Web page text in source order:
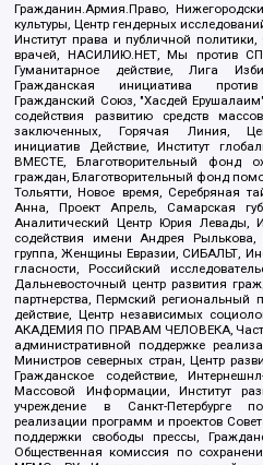
Гражданин.Армия.Право,
культуры, Центр гендерных
Институт права и публичной
врачей, НАСИЛИЮ.НЕТ, Мы против
Гуманитарное действие, Лига
Гражданская инициатива против
Гражданский Союз, "Хасдей
содействия развитию средств
заключенных, Горячая Линия,
инициатив Действие, Институт
ВМЕСТЕ, Благотворительный фонд
граждан, Благотворительный фонд
Тольятти, Новое время, Серебряная
Анна, Проект Апрель, Самарская
Аналитический Центр Юрия Левады,
содействия имени Андрея
группа, Женщины Евразии, СИБАЛЬТ,
гласности, Российский
Дальневосточный центр развития
партнерства, Пермский региональный
действие, Центр независимых
АКАДЕМИЯ ПО ПРАВАМ ЧЕЛОВЕКА,
административной поддержке
Министров северных стран, Центр
Гражданское содействие,
Массовой Информации, Институт
учреждение в Санкт-Петербурге
реализации программ и проектов
поддержки свободы прессы,
Общественная комиссия по